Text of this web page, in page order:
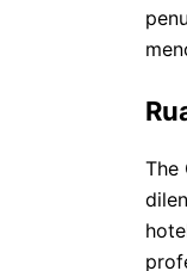
The